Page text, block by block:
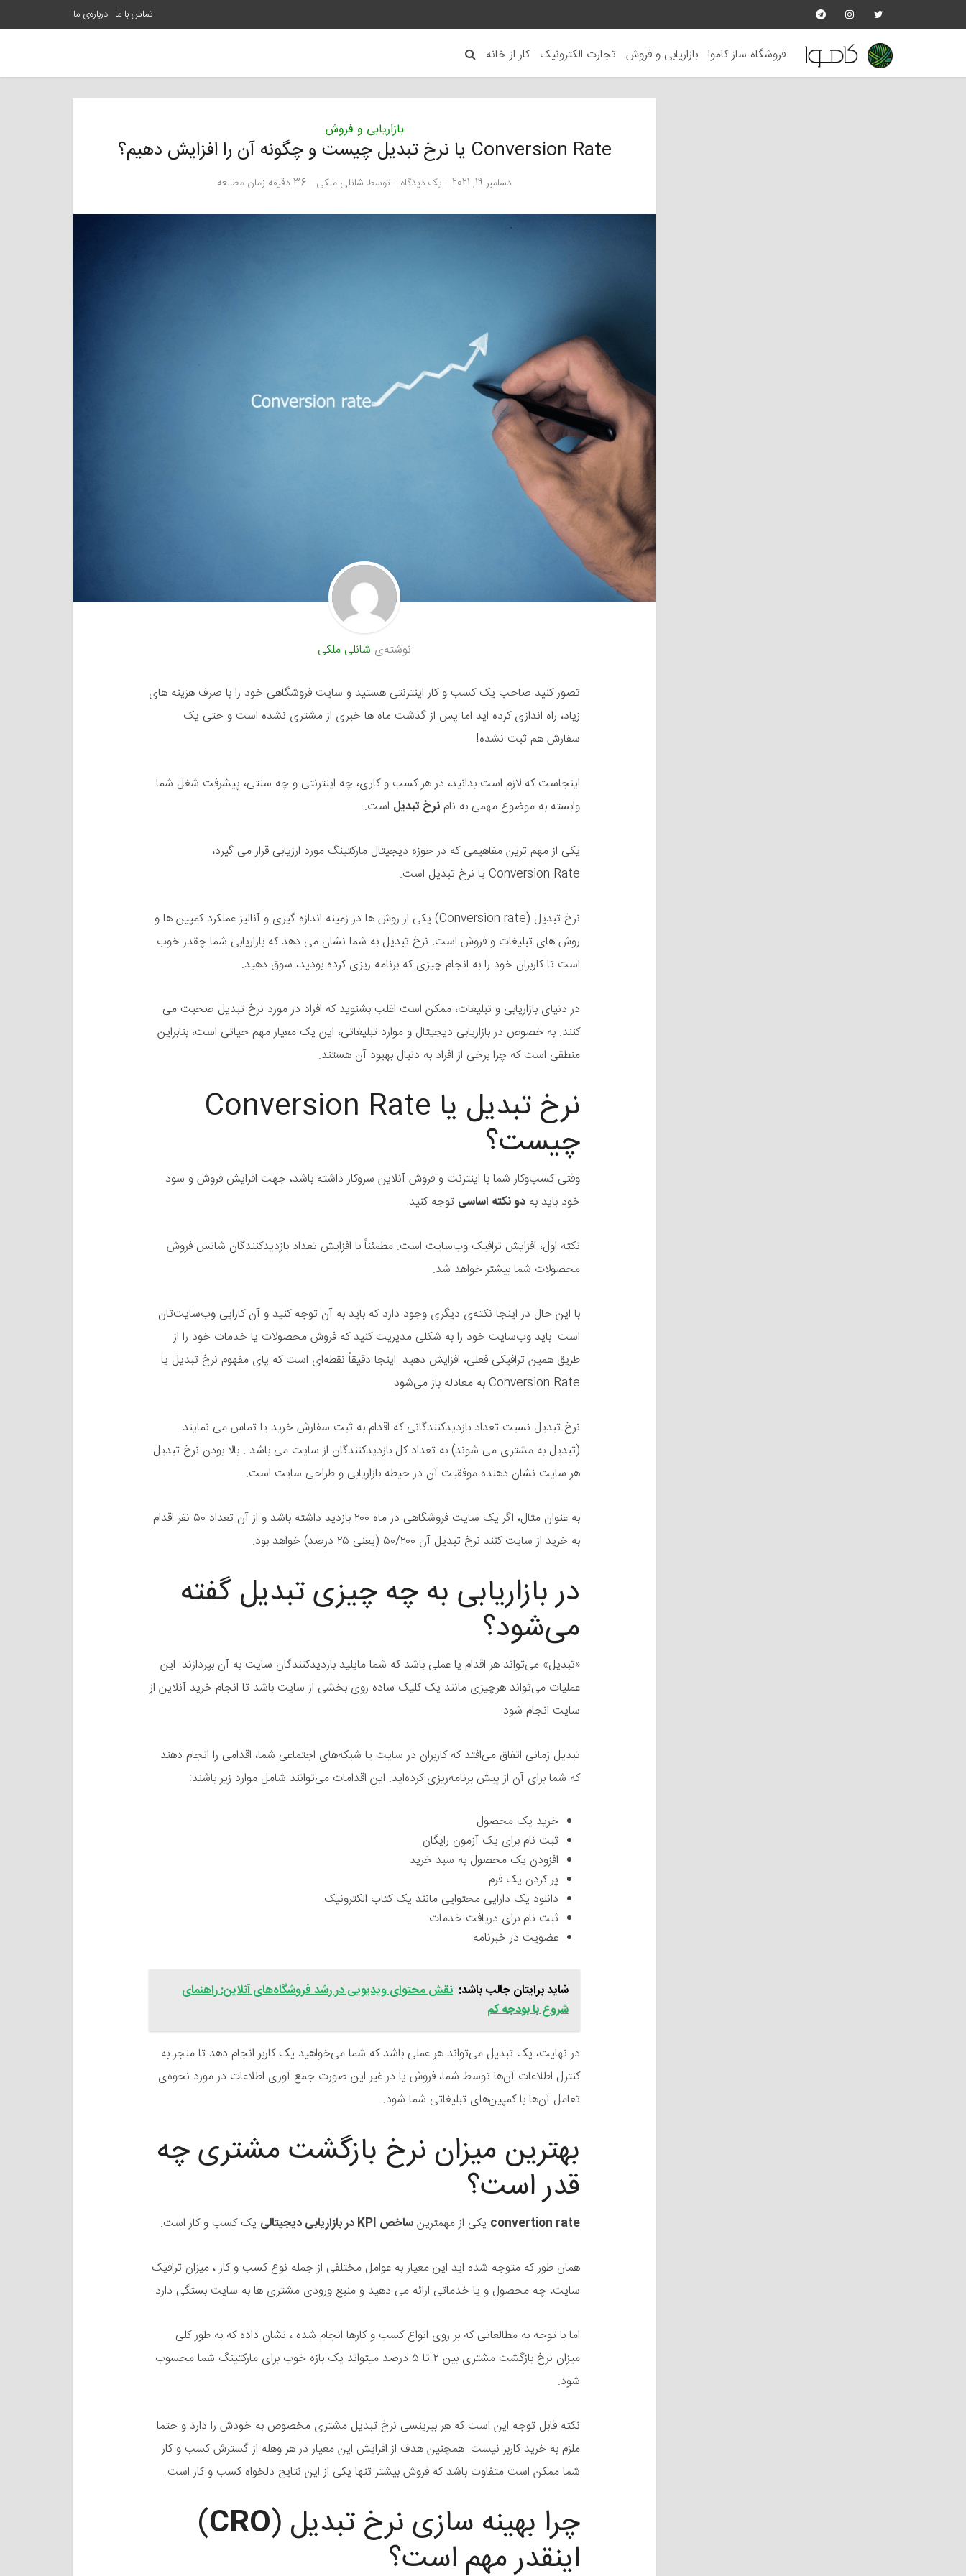
تماس با ما درباره‌ی ما
فروشگاه ساز کاموا بازاریابی و فروش تجارت الکترونیک کار از خانه
بازاریابی و فروش
Conversion Rate یا نرخ تبدیل چیست و چگونه آن را افزایش دهیم؟
دسامبر 19, 2021 یک دیدگاه توسط شانلی ملکی 36 دقیقه زمان مطالعه
نوشته‌ی شانلی ملکی
تصور کنید صاحب یک کسب و کار اینترنتی هستید و سایت فروشگاهی خود را با صرف هزینه های
زیاد، راه اندازی کرده اید اما پس از گذشت ماه ها خبری از مشتری نشده است و حتی یک
سفارش هم ثبت نشده!
اینجاست که لازم است بدانید، در هر کسب و کاری، چه اینترنتی و چه سنتی، پیشرفت شغل شما
وابسته به موضوع مهمی به نامنرخ تبدیل است.
یکی از مهم‌ ترین مفاهیمی که در حوزه دیجیتال مارکتینگ مورد ارزیابی قرار می گیرد،
Conversion Rate یا نرخ تبدیل است.
نرخ تبدیل (Conversion rate) یکی از روش ها در زمینه اندازه گیری و آنالیز عملکرد کمپین ها و
روش های تبلیغات و فروش است. نرخ تبدیل به شما نشان می دهد که بازاریابی شما چقدر خوب
است تا کاربران خود را به انجام چیزی که برنامه ریزی کرده بودید، سوق دهید.
در دنیای بازاریابی و تبلیغات، ممکن است اغلب بشنوید که افراد در مورد نرخ تبدیل صحبت می
کنند. به خصوص در بازاریابی دیجیتال و موارد تبلیغاتی، این یک معیار مهم حیاتی است، بنابراین
منطقی است که چرا برخی از افراد به دنبال بهبود آن هستند.
نرخ تبدیل یا Conversion Rate
چیست؟
وقتی کسب‌وکار شما با اینترنت و فروش آنلاین سروکار داشته باشد، جهت افزایش فروش و سود
خود باید به دو نکته اساسی توجه کنید.
نکته اول، افزایش ترافیک وب‌سایت است. مطمئناً با افزایش تعداد بازدیدکنندگان شانس فروش
محصولات شما بیشتر خواهد شد.
با این حال در اینجا نکته‌ی دیگری وجود دارد که باید به آن توجه کنید و آن کارایی وب‌سایت‌تان
است. باید وب‌سایت خود را به شکلی مدیریت کنید که فروش محصولات یا خدمات خود را از
طریق همین ترافیکی فعلی، افزایش دهید. اینجا دقیقاً نقطه‌ای است که پای مفهوم نرخ تبدیل یا
Conversion Rate به معادله باز می‌شود.
نرخ تبدیل نسبت تعداد بازدیدکنندگانی که اقدام به ثبت سفارش خرید یا تماس می نمایند
(تبدیل به مشتری می شوند) به تعداد کل بازدیدکنندگان از سایت می باشد . بالا بودن نرخ تبدیل
هر سایت نشان دهنده موفقیت آن در حیطه بازاریابی و طراحی سایت است.
به عنوان مثال، اگر یک سایت فروشگاهی در ماه ۲۰۰ بازدید داشته باشد و از آن تعداد ۵۰ نفر اقدام
به خرید از سایت کنند نرخ تبدیل آن ۵۰/۲۰۰ (یعنی ۲۵ درصد) خواهد بود.
در بازاریابی به چه چیزی تبدیل گفته
می‌شود؟
«تبدیل» می‌تواند هر اقدام یا عملی باشد که شما مایلید بازدیدکنندگان سایت به آن بپردازند. این
عملیات می‌تواند هرچیزی مانند یک کلیک ساده روی بخشی از سایت باشد تا انجام خرید آنلاین از
سایت انجام شود.
تبدیل زمانی اتفاق می‌افتد که کاربران در سایت یا شبکه‌های اجتماعی شما، اقدامی را انجام دهند
که شما برای آن از پیش برنامه‌ریزی کرده‌اید. این اقدامات می‌توانند شامل موارد زیر باشند:
خرید یک محصول
ثبت نام برای یک آزمون رایگان
افزودن یک محصول به سبد خرید
پر کردن یک فرم
دانلود یک دارایی محتوایی مانند یک کتاب الکترونیک
ثبت نام برای دریافت خدمات
عضویت در خبرنامه
شاید برایتان جالب باشد: نقش محتوای ویدیویی در رشد فروشگاه‌های آنلاین: راهنمای
شروع با بودجه کم
در نهایت، یک تبدیل می‌تواند هر عملی باشد که شما می‌خواهید یک کاربر انجام دهد تا منجر به
کنترل اطلاعات آن‌ها توسط شما، فروش یا در غیر این صورت جمع آوری اطلاعات در مورد نحوه‌ی
تعامل آن‌ها با کمپین‌های تبلیغاتی شما شود.
بهترین میزان نرخ بازگشت مشتری چه
قدر است؟
convertion rate یکی از مهمترینساخص KPI در بازاریابی دیجیتالی یک کسب و کار است.
همان طور که متوجه شده اید این معیار به عوامل مختلفی از جمله نوع کسب و کار ، میزان ترافیک
سایت، چه محصول و یا خدماتی ارائه می دهید و منبع ورودی مشتری ها به سایت بستگی دارد.
اما با توجه به مطالعاتی که بر روی انواع کسب و کارها انجام شده ، نشان داده که به طور کلی
میزان نرخ بازگشت مشتری بین ۲ تا ۵ درصد میتواند یک بازه خوب برای مارکتینگ شما محسوب
شود.
نکته قابل توجه این است که هر بیزینسی نرخ تبدیل مشتری مخصوص به خودش را دارد و حتما
ملزم به خرید کاربر نیست. همچنین هدف از افزایش این معیار در هر وهله از گسترش کسب و کار
شما ممکن است متفاوت باشد که فروش بیشتر تنها یکی از این نتایج دلخواه کسب و کار است.
چرا بهینه سازی نرخ تبدیل (CRO
)
اینقدر مهم است؟